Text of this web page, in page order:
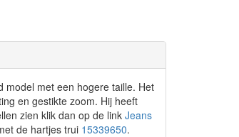
model met een hogere taille. Het
en gestikte zoom. Hij heeft
zien klik dan op de link Jeans
de hartjes trui 15339650.